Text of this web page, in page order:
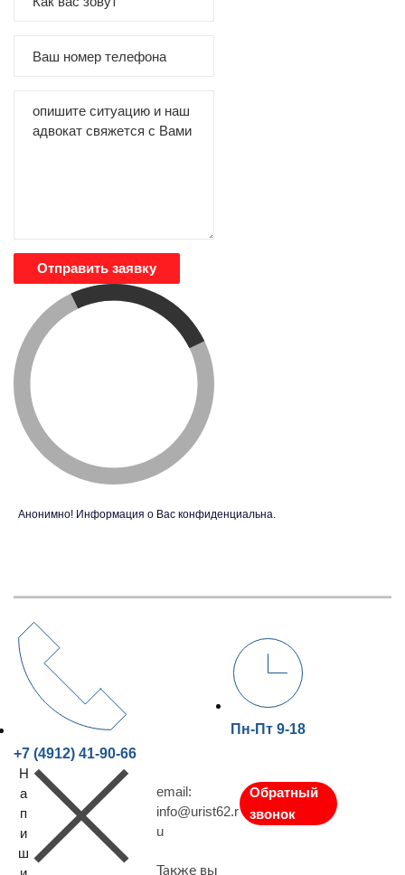
Отправить заявку
Анонимно! Информация о Вас конфиденциальна.
+7 (4912) 41-90-66
Пн-Пт 9-18
Н
а
п
и
ш
email:
info@urist62.r
u
Также вы
Обратный
звонок